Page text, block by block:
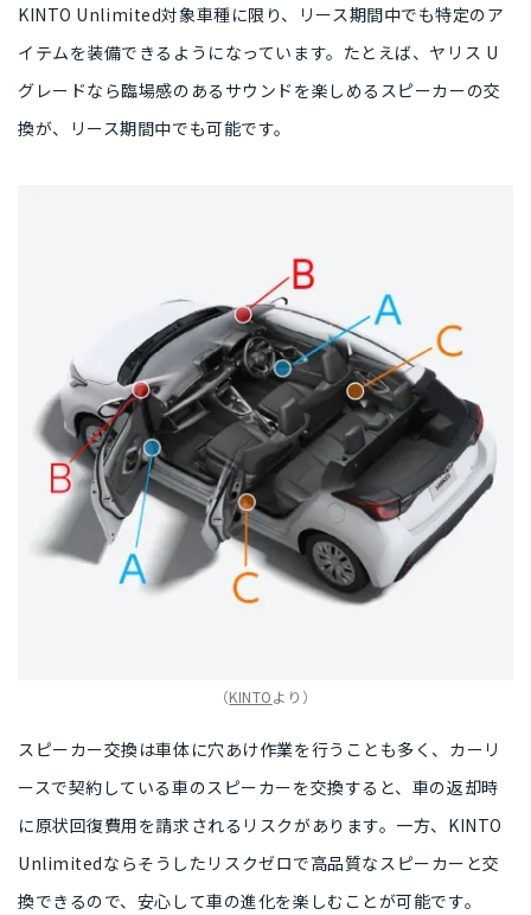
KINTO Unlimited対象車種に限り、
リース期間中でも特定のア
イテムを装備できる ようになっています。たとえば、ヤリス U
グレードなら臨場感のあるサウンドを楽しめるスピーカーの交
換が、リース期間中でも可能です。
（KINTOより）
スピーカー交換は車体に穴あけ作業を行うことも多く、カーリ
ースで契約している車のスピーカーを交換すると、車の返却時
に原状回復費用を請求されるリスクがあります。一方、KINTO
Unlimitedならそうしたリスクゼロで高品質なスピーカーと交
換できるので、 安心して車の進化を楽しむことが可能です。